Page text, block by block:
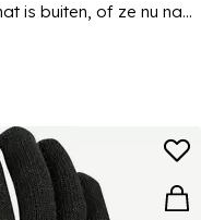
is buiten, of ze nu naar
mutsen, sjaals en
om ervoor te zorgen